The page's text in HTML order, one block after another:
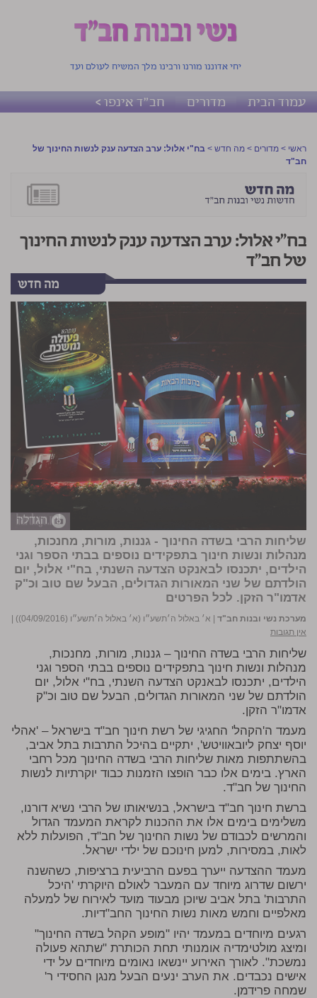
יחי אדוננו מורנו ורבינו מלך המשיח לעולם ועד
עמוד הבית מדורים חב"ד אינפו >
ראשי > מדורים > מה חדש > בח"י אלול: ערב הצדעה ענק לנשות החינוך של
חב"ד
בח"י אלול: ערב הצדעה ענק לנשות החינוך
של חב"ד
הגדלה
שליחות הרבי בשדה החינוך - גננות, מורות, מחנכות,
מנהלות ונשות חינוך בתפקידים נוספים בבתי הספר וגני
הילדים, יתכנסו לבאנקט הצדעה השנתי, בח"י אלול, יום
הולדתם של שני המאורות הגדולים, הבעל שם טוב וכ"ק
אדמו"ר הזקן. לכל הפרטים
מערכת נשי ובנות חב"ד | א׳ באלול ה׳תשע״ו (א׳ באלול ה׳תשע״ו (04/09/2016))
|
אין תגובות
שליחות הרבי בשדה החינוך – גננות, מורות, מחנכות,
מנהלות ונשות חינוך בתפקידים נוספים בבתי הספר וגני
הילדים, יתכנסו לבאנקט הצדעה השנתי, בח"י אלול, יום
הולדתם של שני המאורות הגדולים, הבעל שם טוב וכ"ק
אדמו"ר הזקן.
מעמד ה'הקהל' החגיגי של רשת חינוך חב"ד בישראל – 'אהלי
יוסף יצחק ליובאוויטש', יתקיים בהיכל התרבות בתל אביב,
בהשתתפות מאות שליחות הרבי בשדה החינוך מכל רחבי
הארץ. בימים אלו כבר הופצו הזמנות כבוד יוקרתיות לנשות
החינוך של חב"ד.
ברשת חינוך חב"ד בישראל, בנשיאותו של הרבי נשיא דורנו,
משלימים בימים אלו את ההכנות לקראת המעמד הגדול
והמרשים לכבודם של נשות החינוך של חב"ד, הפועלות ללא
לאות, במסירות, למען חינוכם של ילדי ישראל.
מעמד ההצדעה ייערך בפעם הרביעית ברציפות, כשהשנה
ירשום שדרוג מיוחד עם המעבר לאולם היוקרתי 'היכל
התרבות' בתל אביב שיוכן מבעוד מועד לאירוח של למעלה
מאלפיים וחמש מאות נשות החינוך החב"דיות.
רגעים מיוחדים במעמד יהיו "מופע הקהל בשדה החינוך"
ומיצג מולטימדיה אומנותי תחת הכותרת "שתהא פעולה
נמשכת". לאורך האירוע יינשאו נאומים מיוחדים על ידי
אישים נכבדים. את הערב ינעים הבעל מנגן החסידי ר'
שמחה פרידמן.